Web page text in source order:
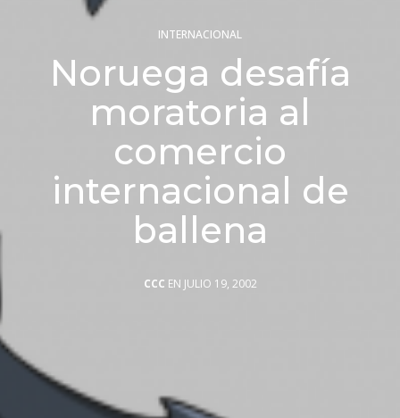
INTERNACIONAL
Noruega desafía
moratoria al
comercio
internacional de
ballena
CCC EN JULIO 19, 2002